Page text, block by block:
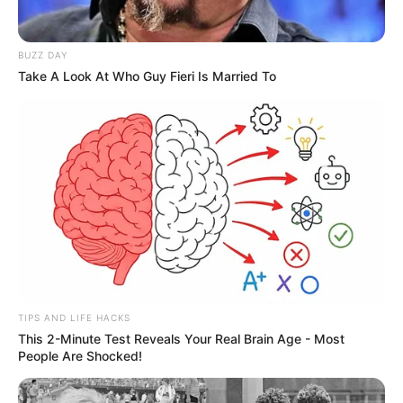
ώρα από Χαλκίδα – Υπερβολή ή όχι;
Θλίψη στην Εύβοια για γυναίκα
ΤΑ ΠΙΟ ΔΗΜΟΦΙΛΗ
BUZZ DAY
Take A Look At Who Guy Fieri Is Married To
TIPS AND LIFE HACKS
This 2-Minute Test Reveals Your Real Brain Age - Most
People Are Shocked!